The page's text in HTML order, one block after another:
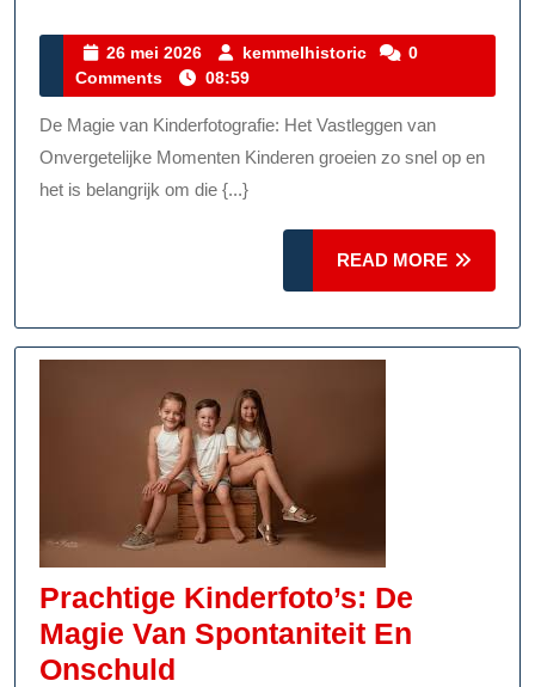
Vang
Magie
Van
Jeugd
26 mei 2026
26
mei
2026
kemmelhistoric kemmelhistoric
0
Comments
08:59
De Magie van Kinderfotografie: Het Vastleggen van
Onvergetelijke Momenten Kinderen groeien zo snel op en
het is belangrijk om die {...}
READ MORE
MORE
Prachtige Kinderfoto’s: De
Magie Van Spontaniteit En
Onschuld